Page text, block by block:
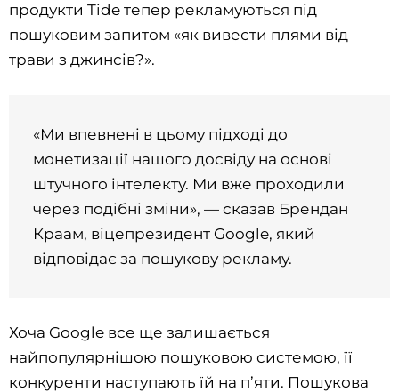
продукти Tide тепер рекламуються під
пошуковим запитом «як вивести плями від
трави з джинсів?».
«Ми впевнені в цьому підході до
монетизації нашого досвіду на основі
штучного інтелекту. Ми вже проходили
через подібні зміни», — сказав Брендан
Краам, віцепрезидент Google, який
відповідає за пошукову рекламу.
Хоча Google все ще залишається
найпопулярнішою пошуковою системою, її
конкуренти наступають їй на п’яти. Пошукова